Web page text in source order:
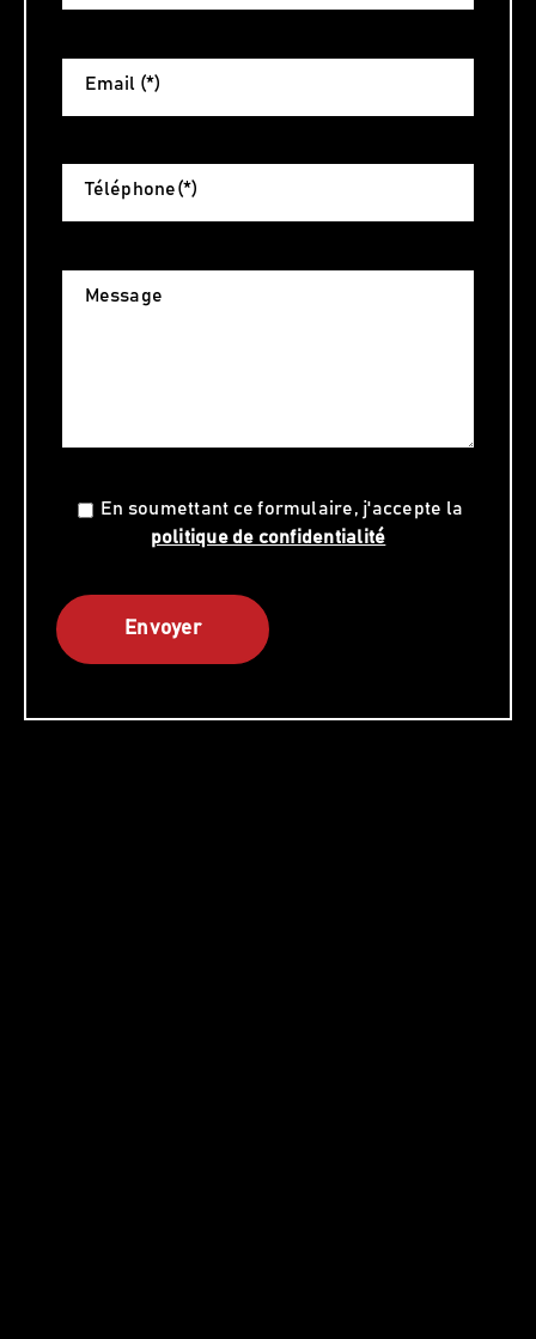
Email (*)
Téléphone(*)
Message
politique de confidentialité